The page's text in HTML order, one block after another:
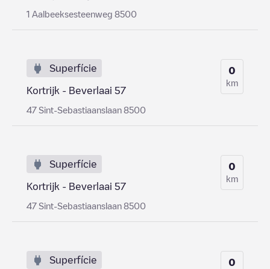
1 Aalbeeksesteenweg 8500
Superfície
Kortrijk - Beverlaai 57
47 Sint-Sebastiaanslaan 8500
0
km
Superfície
Kortrijk - Beverlaai 57
47 Sint-Sebastiaanslaan 8500
0
km
Superfície 0